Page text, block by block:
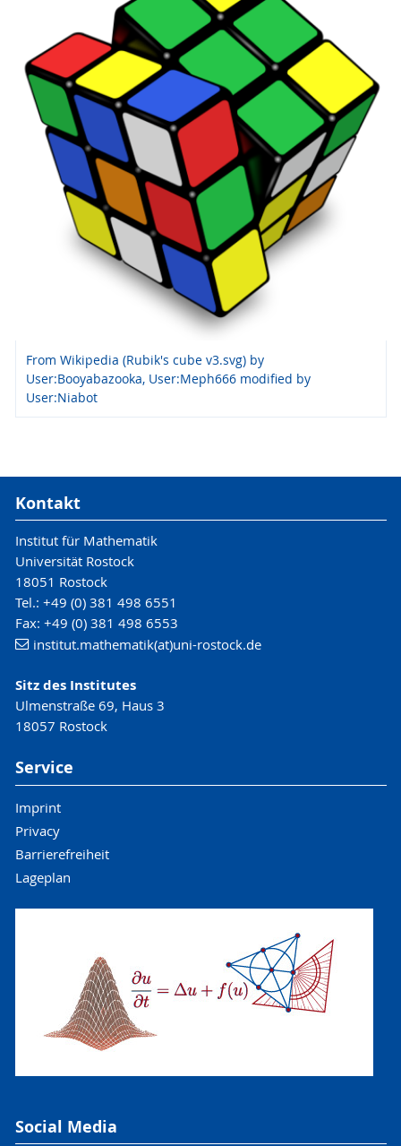
From Wikipedia (Rubik's cube v3.svg) by
User:Booyabazooka, User:Meph666 modified by
User:Niabot
Kontakt
Institut für Mathematik
Universität Rostock
18051 Rostock
Tel.: +49 (0) 381 498 6551
Fax: +49 (0) 381 498 6553
institut.mathematik(at)uni-rostock.de
Sitz des Institutes
Ulmenstraße 69, Haus 3
18057 Rostock
Service
Imprint
Privacy
Barrierefreiheit
Lageplan
Social Media